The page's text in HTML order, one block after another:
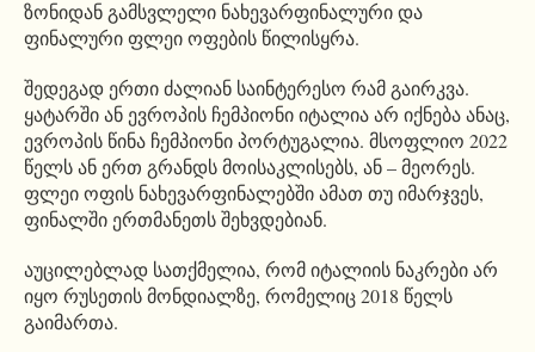
ზონიდან გამსვლელი ნახევარფინალური და
ფინალური ფლეი ოფების წილისყრა.
შედეგად ერთი ძალიან საინტერესო რამ გაირკვა.
ყატარში ან ევროპის ჩემპიონი იტალია არ იქნება ანაც,
ევროპის წინა ჩემპიონი პორტუგალია. მსოფლიო 2022
წელს ან ერთ გრანდს მოისაკლისებს, ან – მეორეს.
ფლეი ოფის ნახევარფინალებში ამათ თუ იმარჯვეს,
ფინალში ერთმანეთს შეხვდებიან.
აუცილებლად სათქმელია, რომ იტალიის ნაკრები არ
იყო რუსეთის მონდიალზე, რომელიც 2018 წელს
გაიმართა.